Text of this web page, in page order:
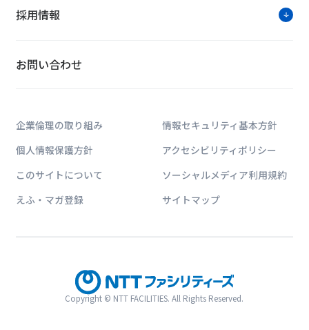
採用情報
お問い合わせ
企業倫理の取り組み
情報セキュリティ基本方針
個人情報保護方針
アクセシビリティポリシー
このサイトについて
ソーシャルメディア利用規約
えふ・マガ登録
サイトマップ
Copyright © NTT FACILITIES. All Rights Reserved.